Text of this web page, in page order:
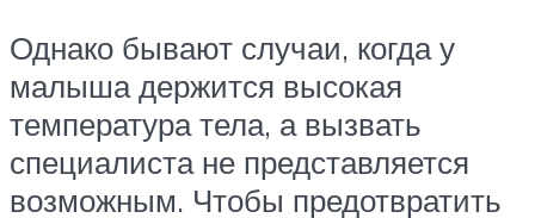
Однако бывают случаи, когда у
малыша держится высокая
температура тела, а вызвать
специалиста не представляется
возможным. Чтобы предотвратить